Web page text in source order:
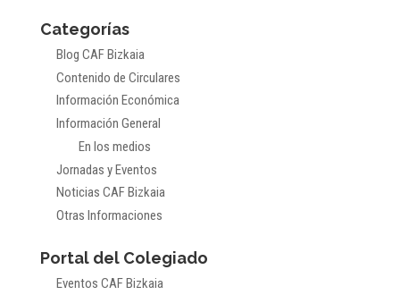
Categorías
Blog CAF Bizkaia
Contenido de Circulares
Información Económica
Información General
En los medios
Jornadas y Eventos
Noticias CAF Bizkaia
Otras Informaciones
Portal del Colegiado
Eventos CAF Bizkaia